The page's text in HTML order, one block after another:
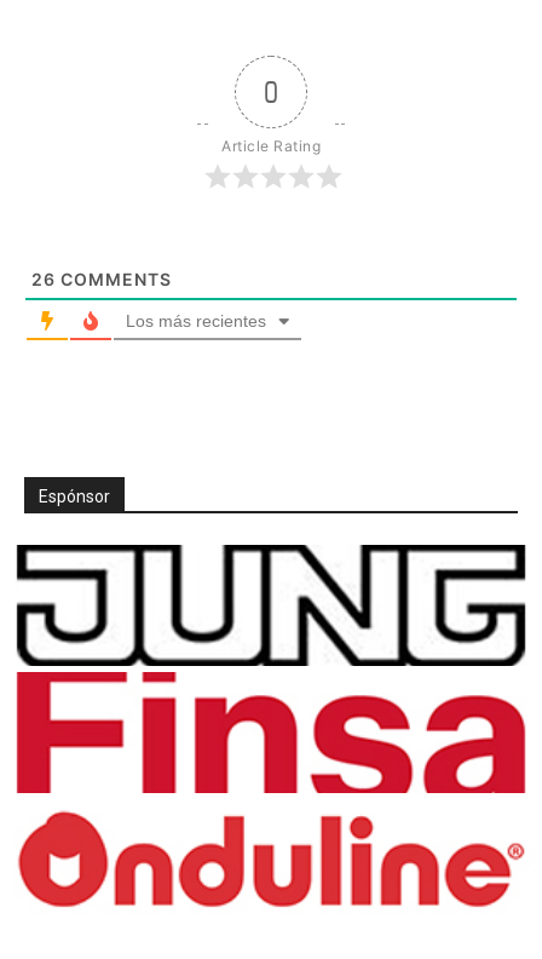
0
Article Rating
26 COMMENTS
Los más recientes
Espónsor